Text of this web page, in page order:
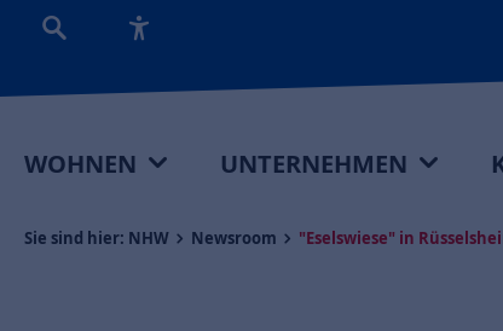
WOHNEN UNTERNEHMEN
Sie sind hier: NHW Newsroom "Eselswiese" in